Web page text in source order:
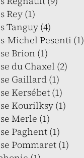
Rey (1)
Tanguy (4)
Michel Pesenti (1)
Brion (1)
du Chaxel (2)
Gaillard (1)
Kersébet (1)
Kourilksy (1)
Merle (1)
Paghent (1)
Pommaret (1)